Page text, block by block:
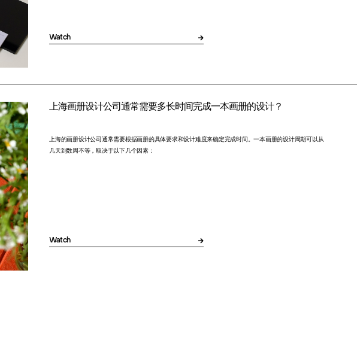
Watch
上海画册设计公司通常需要多长时间完成一本画册的设计？
上海的画册设计公司通常需要根据画册的具体要求和设计难度来确定完成时间。一本画册的设计周期可以从
几天到数周不等，取决于以下几个因素：
Watch